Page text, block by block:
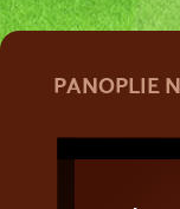
PANOPLIE